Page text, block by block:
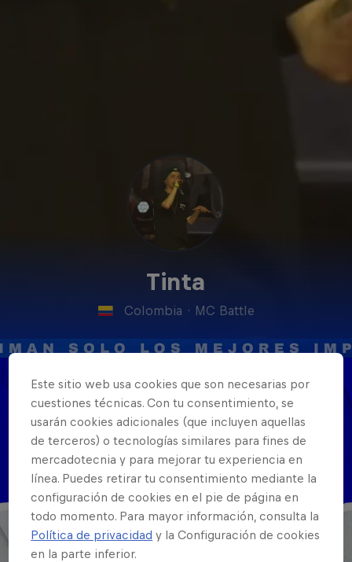
Tinta
Colombia · MC Battle
Nacionalidad
Colombia
Disciplinas
MC
Este sitio web usa cookies que son necesarias por
cuestiones técnicas. Con tu consentimiento, se
usarán cookies adicionales (que incluyen aquellas
de terceros) o tecnologías similares para fines de
mercadotecnia y para mejorar tu experiencia en
línea. Puedes retirar tu consentimiento mediante la
configuración de cookies en el pie de página en
todo momento. Para mayor información, consulta la
Política de privacidad y la Configuración de cookies
en la parte inferior.